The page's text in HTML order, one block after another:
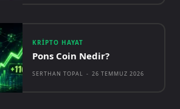
KRIPTO HAYAT
Pons Coin Nedir?
SERTHAN TOPAL - 26 TEMMUZ 2026